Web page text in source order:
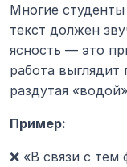
Многие
текст должен
ясность — это
работа выглядит
раздутая
Пример:
❌ «В связи с